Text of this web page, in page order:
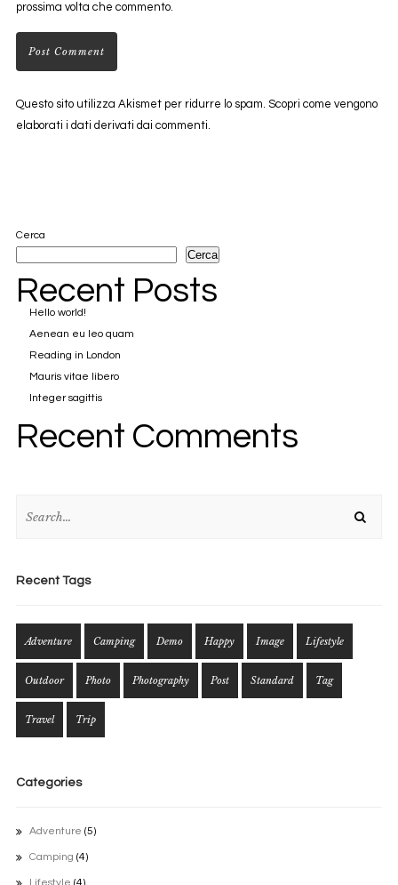
prossima volta che commento.
Questo sito utilizza Akismet per ridurre lo spam. Scopri come vengono
elaborati i dati derivati dai commenti.
Cerca
Cerca
Recent Posts
Hello world!
Aenean eu leo quam
Reading in London
Mauris vitae libero
Integer sagittis
Recent Comments
Recent Tags
Adventure Camping Demo Happy Image Lifestyle
Outdoor Photo Photography Post Standard Tag
Travel Trip
Categories
Adventure (5)
Camping (4)